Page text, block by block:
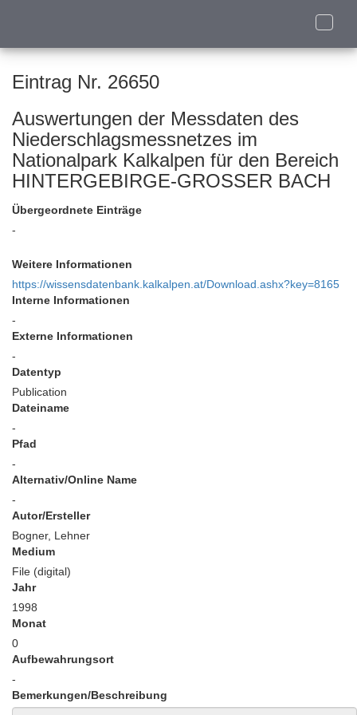
Toggle
Eintrag Nr. 26650
Auswertungen der Messdaten des
Niederschlagsmessnetzes im
Nationalpark Kalkalpen für den Bereich
HINTERGEBIRGE-GROSSER BACH
Übergeordnete Einträge
-
Weitere Informationen
https://wissensdatenbank.kalkalpen.at/Download.ashx?key=8165
Interne Informationen
-
Externe Informationen
-
Datentyp
Publication
Dateiname
-
Pfad
-
Alternativ/Online Name
-
Autor/Ersteller
Bogner, Lehner
Medium
File (digital)
Jahr
1998
Monat
0
Aufbewahrungsort
-
Bemerkungen/Beschreibung